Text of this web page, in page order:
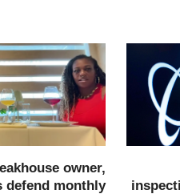
owner,
defend monthly